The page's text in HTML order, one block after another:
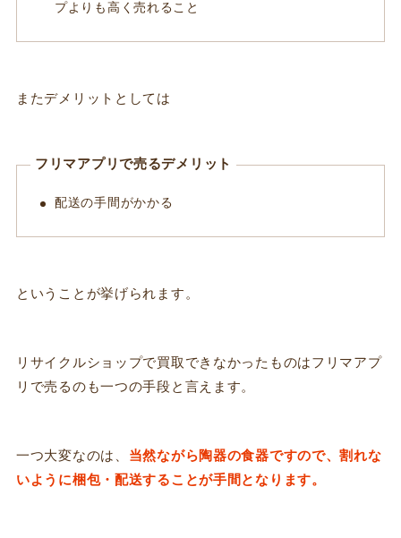
プよりも高く売れること
またデメリットとしては
フリマアプリで売るデメリット
配送の手間がかかる
ということが挙げられます。
リサイクルショップで買取できなかったものはフリマアプ
リで売るのも一つの手段と言えます。
一つ大変なのは、 当然ながら陶器の食器ですので、割れな
いように梱包・配送することが手間となります。